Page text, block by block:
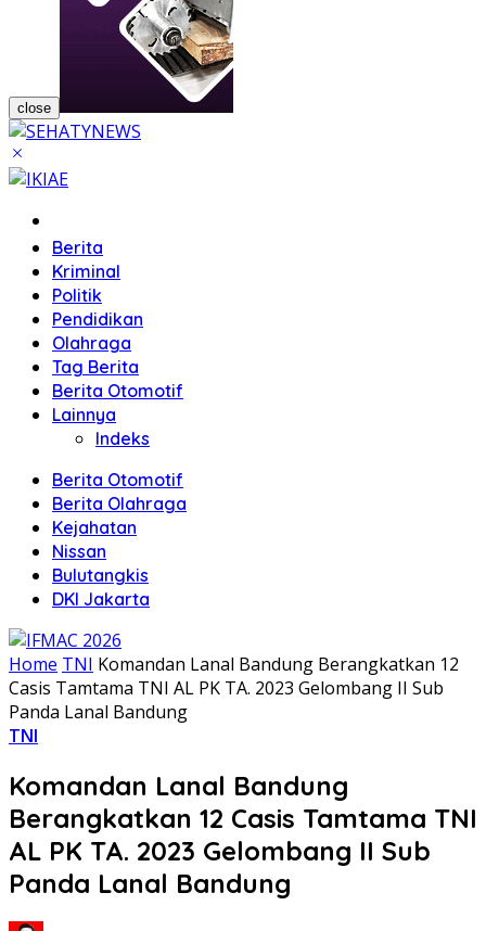
close
Berita
Kriminal
Politik
Pendidikan
Olahraga
Tag Berita
Berita Otomotif
Lainnya
Indeks
Berita Otomotif
Berita Olahraga
Kejahatan
Nissan
Bulutangkis
DKI Jakarta
Home TNI Komandan Lanal Bandung Berangkatkan 12
Casis Tamtama TNI AL PK TA. 2023 Gelombang II Sub
Panda Lanal Bandung
TNI
Komandan Lanal Bandung
Berangkatkan 12 Casis Tamtama TNI
AL PK TA. 2023 Gelombang II Sub
Panda Lanal Bandung